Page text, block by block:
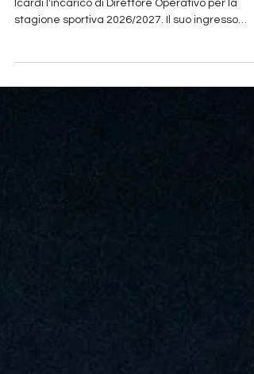
Il Chisola Calcio comunica di aver affidato a
rappresenta un ulteriore passo nel percorso di